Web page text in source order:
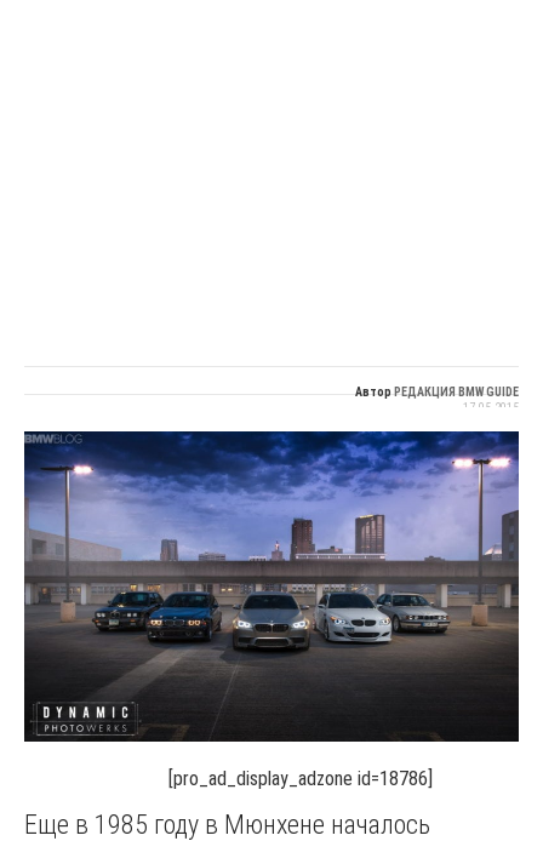
АвторРЕДАКЦИЯ BMW GUIDE
17.05.2015
[pro_ad_display_adzone id=18786]
Еще в 1985 году в Мюнхене началось